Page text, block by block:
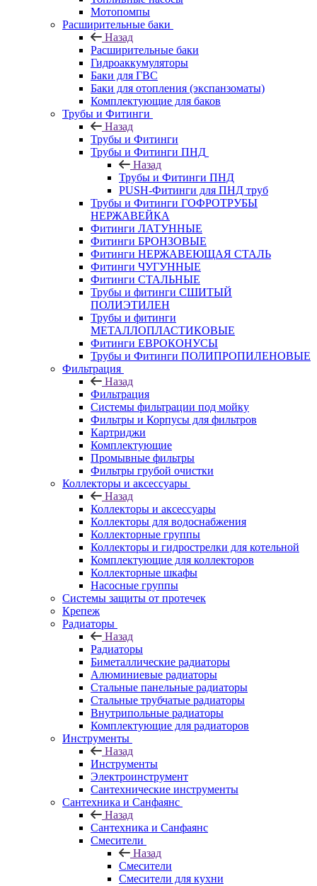
Мотопомпы
Расширительные баки
Назад
Расширительные баки
Гидроаккумуляторы
Баки для ГВС
Баки для отопления (экспанзоматы)
Комплектующие для баков
Трубы и Фитинги
Назад
Трубы и Фитинги
Трубы и Фитинги ПНД
Назад
Трубы и Фитинги ПНД
PUSH-Фитинги для ПНД труб
Трубы и Фитинги ГОФРОТРУБЫ
НЕРЖАВЕЙКА
Фитинги ЛАТУННЫЕ
Фитинги БРОНЗОВЫЕ
Фитинги НЕРЖАВЕЮЩАЯ СТАЛЬ
Фитинги ЧУГУННЫЕ
Фитинги СТАЛЬНЫЕ
Трубы и фитинги СШИТЫЙ
ПОЛИЭТИЛЕН
Трубы и фитинги
МЕТАЛЛОПЛАСТИКОВЫЕ
Фитинги ЕВРОКОНУСЫ
Трубы и Фитинги ПОЛИПРОПИЛЕНОВЫЕ
Фильтрация
Назад
Фильтрация
Системы фильтрации под мойку
Фильтры и Корпусы для фильтров
Картриджи
Комплектующие
Промывные фильтры
Фильтры грубой очистки
Коллекторы и аксессуары
Назад
Коллекторы и аксессуары
Коллекторы для водоснабжения
Коллекторные группы
Коллекторы и гидрострелки для котельной
Комплектующие для коллекторов
Коллекторные шкафы
Насосные группы
Системы защиты от протечек
Крепеж
Радиаторы
Назад
Радиаторы
Биметаллические радиаторы
Алюминиевые радиаторы
Стальные панельные радиаторы
Стальные трубчатые радиаторы
Внутрипольные радиаторы
Комплектующие для радиаторов
Инструменты
Назад
Инструменты
Электроинструмент
Сантехнические инструменты
Сантехника и Санфаянс
Назад
Сантехника и Санфаянс
Смесители
Назад
Смесители
Смесители для кухни